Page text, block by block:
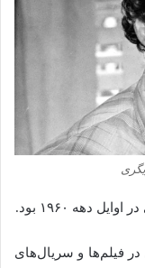
در اوایل دهه ۱۹۶۰ بود.
در فیلم‌ها و سریال‌های